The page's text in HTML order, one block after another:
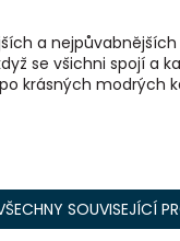
a
se všichni spojí a
krásných modrých
SOUVISEJÍCÍ